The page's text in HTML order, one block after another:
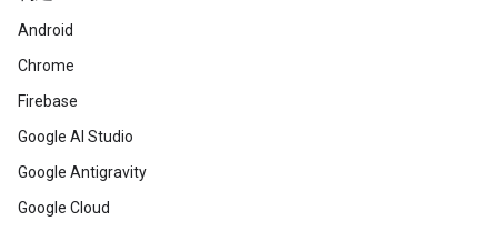
Android
Chrome
Firebase
Google AI Studio
Google Antigravity
Google Cloud